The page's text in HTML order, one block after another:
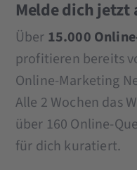
Melde dich jetzt
Über 15.000
profitieren bereits
Online-Marketing
Alle 2 Wochen das
über 160 Online-
für dich kuratiert.